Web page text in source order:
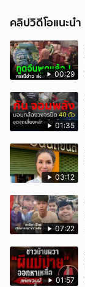
คลิปวิดีโอแนะนำ
00:29
01:35
03:12
07:22
01:57